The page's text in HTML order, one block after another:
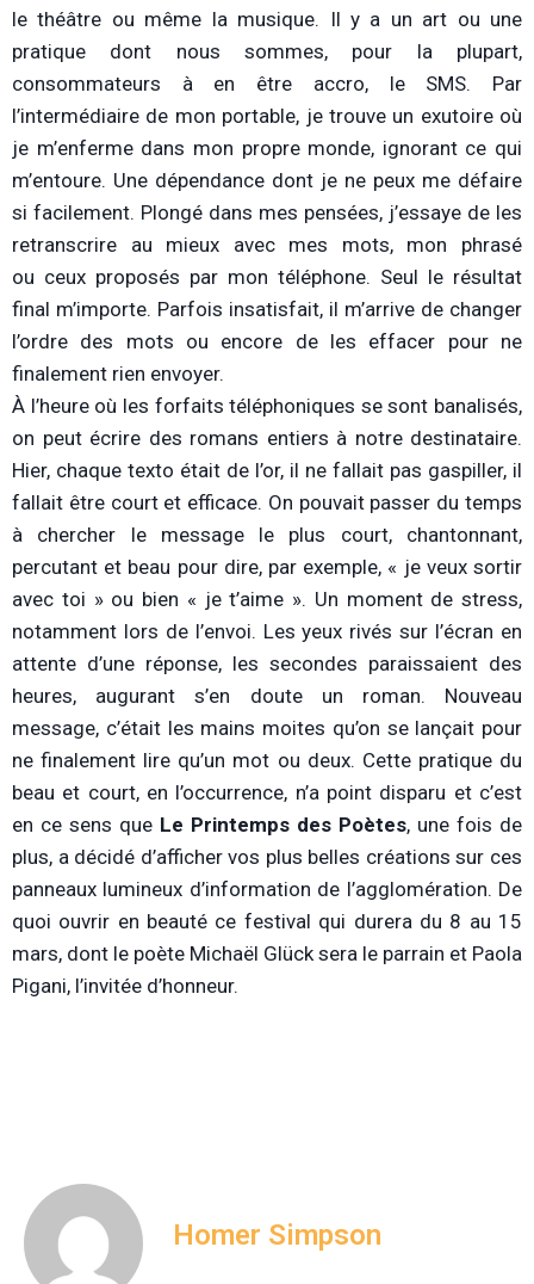
le théâtre ou même la musique. Il y a un art ou une
pratique dont nous sommes, pour la plupart,
consommateurs à en être accro, le SMS. Par
l’intermédiaire de mon portable, je trouve un exutoire où
je m’enferme dans mon propre monde, ignorant ce qui
m’entoure. Une dépendance dont je ne peux me défaire
si facilement. Plongé dans mes pensées, j’essaye de les
retranscrire au mieux avec mes mots, mon phrasé
ou ceux proposés par mon téléphone. Seul le résultat
final m’importe. Parfois insatisfait, il m’arrive de changer
l’ordre des mots ou encore de les effacer pour ne
finalement rien envoyer.
À l’heure où les forfaits téléphoniques se sont banalisés,
on peut écrire des romans entiers à notre destinataire.
Hier, chaque texto était de l’or, il ne fallait pas gaspiller, il
fallait être court et efficace. On pouvait passer du temps
à chercher le message le plus court, chantonnant,
percutant et beau pour dire, par exemple, « je veux sortir
avec toi » ou bien « je t’aime ». Un moment de stress,
notamment lors de l’envoi. Les yeux rivés sur l’écran en
attente d’une réponse, les secondes paraissaient des
heures, augurant s’en doute un roman. Nouveau
message, c’était les mains moites qu’on se lançait pour
ne finalement lire qu’un mot ou deux. Cette pratique du
beau et court, en l’occurrence, n’a point disparu et c’est
en ce sens que Le Printemps des Poètes, une fois de
plus, a décidé d’afficher vos plus belles créations sur ces
panneaux lumineux d’information de l’agglomération. De
quoi ouvrir en beauté ce festival qui durera du 8 au 15
mars, dont le poète Michaël Glück sera le parrain et Paola
Pigani, l’invitée d’honneur.
Homer Simpson